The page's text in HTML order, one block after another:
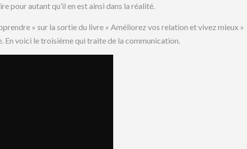
pour autant qu’il en est ainsi dans la réalité.
» sur la sortie du livre » Améliorez vos relation et vivez mieux »
En voici le troisième qui traite de la communication.